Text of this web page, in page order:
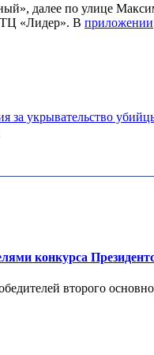
далее по улице
ТЦ «Лидер». В приложении
за укрывательство
конкурса
второго